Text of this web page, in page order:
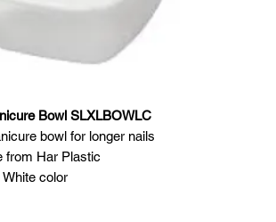
Bowl SLXLBOWLC
bowl for longer nails
from Har Plastic
White color